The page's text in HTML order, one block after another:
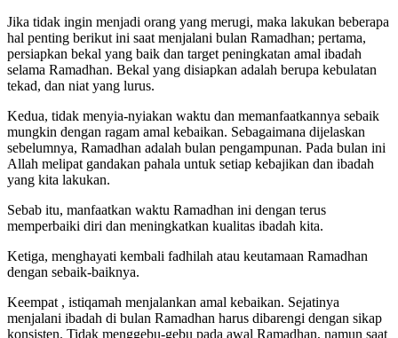
Jika tidak ingin menjadi orang yang merugi, maka lakukan beberapa
hal penting berikut ini saat menjalani bulan Ramadhan; pertama,
persiapkan bekal yang baik dan target peningkatan amal ibadah
selama Ramadhan. Bekal yang disiapkan adalah berupa kebulatan
tekad, dan niat yang lurus.
Kedua, tidak menyia-nyiakan waktu dan memanfaatkannya sebaik
mungkin dengan ragam amal kebaikan. Sebagaimana dijelaskan
sebelumnya, Ramadhan adalah bulan pengampunan. Pada bulan ini
Allah melipat gandakan pahala untuk setiap kebajikan dan ibadah
yang kita lakukan.
Sebab itu, manfaatkan waktu Ramadhan ini dengan terus
memperbaiki diri dan meningkatkan kualitas ibadah kita.
Ketiga, menghayati kembali fadhilah atau keutamaan Ramadhan
dengan sebaik-baiknya.
Keempat , istiqamah menjalankan amal kebaikan. Sejatinya
menjalani ibadah di bulan Ramadhan harus dibarengi dengan sikap
konsisten. Tidak menggebu-gebu pada awal Ramadhan, namun saat